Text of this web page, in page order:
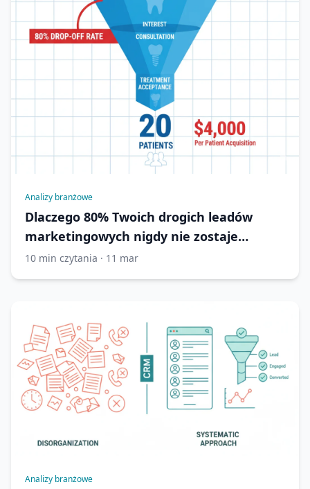
Analizy branżowe
Dlaczego 80% Twoich drogich leadów
marketingowych nigdy nie zostaje
pacjentami implantologicznymi
10 min czytania · 11 mar
Analizy branżowe